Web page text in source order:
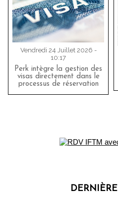
Vendredi 24 Juillet 2026 -
10:17
Perk intègre la gestion des
visas directement dans le
processus de réservation
DERNIÈRE